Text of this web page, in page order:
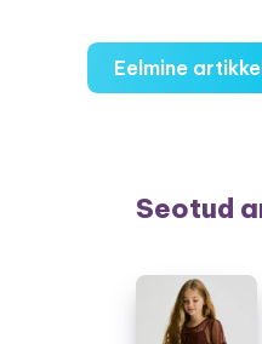
Eelmine
Seotud
Reserved
tüdrukute